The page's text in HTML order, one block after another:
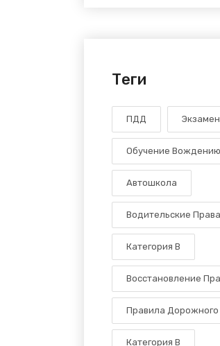
Теги
ПДД
Обучение Вождению
Автошкола
Водительские Права
Категория В
Восстановление
Правила
Категория B